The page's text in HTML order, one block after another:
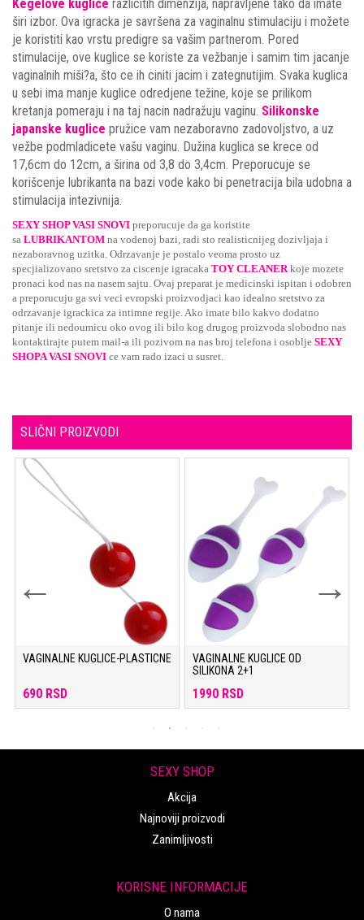
Kegelove kuglice razlicitih dimenzija, napravljene tako da imate
širi izbor. Ova igracka je savršena za vaginalnu stimulaciju i možete
je koristiti kao vrstu predigre sa vašim partnerom. Pored
stimulacije, ove kuglice se koriste za vežbanje i samim tim jacanje
vaginalnih miši?a, što ce ih ciniti jacim i zategnutijim. Svaka kuglica
u sebi ima manje kuglice odredjene težine, koje se prilikom
kretanja pomeraju i na taj nacin nadražuju vaginu. Silikonske
japanske kuglice pružice vam nezaboravno zadovoljstvo, a uz
vežbe podmladicete vašu vaginu. Dužina kuglica se krece od
17,6cm do 12cm, a širina od 3,8 do 3,4cm. Preporucuje se
korišcenje lubrikanta na bazi vode kako bi penetracija bila udobna a
stimulacija intezivnija.
SEXY SHOP VASI SNOVI preporucuje da ga koristite
sa LUBRIKANTOM na vodenoj bazi, radi sto realisticnijeg dozivljaja i
nezaboravnog uzitka. Odrzavanje je postalo veoma prosto uz
specjializovano sretstvo za ciscenje igracaka TOY CLEANERkoje mozete
pronaci kod nas na nasem sajtu. Ovaj preparat je medicinski ispitan i odobren
a preporucuju ga svi veci evropski proizvodjaci kao idealno sretstvo za
odrzavanje igrackica za intimne regije. Ako imate bilo kakvo dodatno
pitanje ili nedoumicu oko ovog ili bilo kog drugog proizvoda slobodno nas
kontaktirajte putem mail-a ili pozivom na nas broj telefona i osoblje SEXY
SHOPA VASI SNOVI ce vam rado izaci u susret.
SLIČNI PROIZVODI
VAGINALNE KUGLICE-PLASTICNE
690 RSD
VAGINALNE KUGLICE OD
SILIKONA 2+1
1990 RSD
SEXY SHOP
Akcija
Najnoviji proizvodi
Zanimljivosti
KORISNE INFORMACIJE
O nama